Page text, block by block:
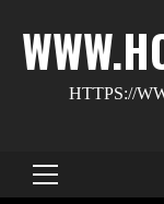
content
HTTPS://
Primary